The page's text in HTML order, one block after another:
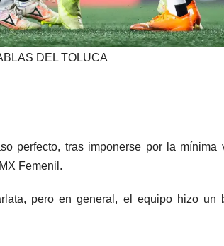
DEL TOLUCA
perfecto, tras imponerse por la
Femenil.
pero en general, el equipo hizo un